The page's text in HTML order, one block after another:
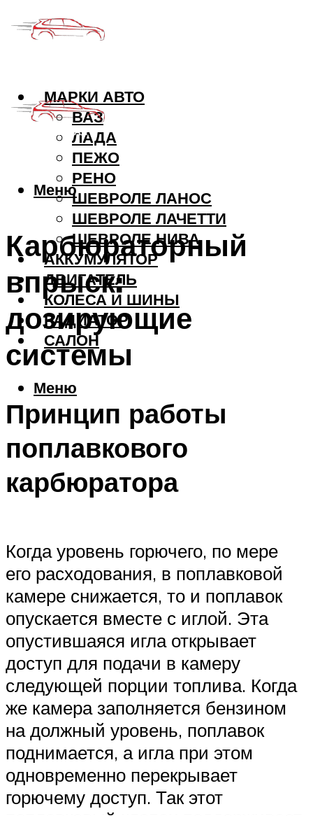
МАРКИ АВТО
ВАЗ
ЛАДА
ПЕЖО
РЕНО
ШЕВРОЛЕ ЛАНОС
ШЕВРОЛЕ ЛАЧЕТТИ
ШЕВРОЛЕ НИВА
АККУМУЛЯТОР
ДВИГАТЕЛЬ
КОЛЕСА И ШИНЫ
РАДИАТОР
САЛОН
Меню
Меню
Карбюраторный
впрыск:
дозирующие
системы
Принцип работы
поплавкового
карбюратора
Когда уровень горючего, по мере
его расходования, в поплавковой
камере снижается, то и поплавок
опускается вместе с иглой. Эта
опустившаяся игла открывает
доступ для подачи в камеру
следующей порции топлива. Когда
же камера заполняется бензином
на должный уровень, поплавок
поднимается, а игла при этом
одновременно перекрывает
горючему доступ. Так этот